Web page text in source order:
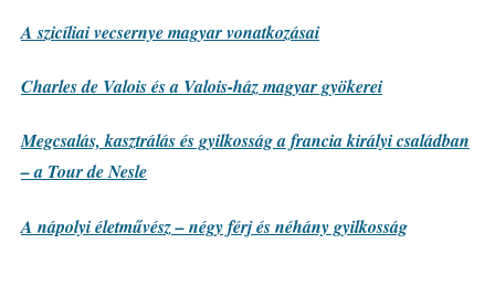
A szicíliai vecsernye magyar vonatkozásai
Charles de Valois és a Valois-ház magyar gyökerei
Megcsalás, kasztrálás és gyilkosság a francia királyi családban
– a Tour de Nesle
A nápolyi életművész – négy férj és néhány gyilkosság